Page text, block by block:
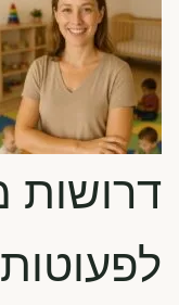
דרושות